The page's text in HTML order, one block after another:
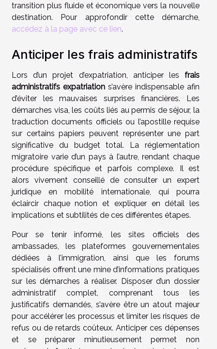
transition plus fluide et économique vers la nouvelle
destination. Pour approfondir cette démarche,
accédez à la page avec ce lien.
Anticiper les frais administratifs
Lors d’un projet d’expatriation, anticiper les frais
administratifs expatriation s’avère indispensable afin
d’éviter les mauvaises surprises financières. Les
démarches visa, les coûts liés au permis de séjour, la
traduction documents officiels ou l’apostille requise
sur certains papiers peuvent représenter une part
significative du budget total. La réglementation
migratoire varie d’un pays à l’autre, rendant chaque
procédure spécifique et parfois complexe. Il est
alors vivement conseillé de consulter un expert
juridique en mobilité internationale, qui pourra
éclaircir chaque notion et expliquer en détail les
implications et subtilités de ces différentes étapes.
Pour se tenir informé, les sites officiels des
ambassades, les plateformes gouvernementales
dédiées à l’immigration, ainsi que les forums
spécialisés offrent une mine d’informations pratiques
sur les démarches à réaliser. Disposer d’un dossier
administratif complet, comprenant tous les
justificatifs demandés, s’avère être un atout majeur
pour accélérer les processus et limiter les risques de
refus ou de retards coûteux. Anticiper ces dépenses
et se préparer minutieusement permet non